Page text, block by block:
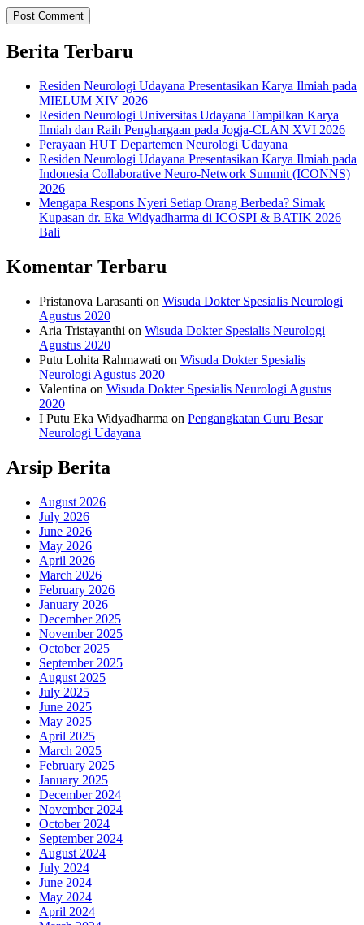
Berita Terbaru
Residen Neurologi Udayana Presentasikan Karya Ilmiah pada
MIELUM XIV 2026
Residen Neurologi Universitas Udayana Tampilkan Karya
Ilmiah dan Raih Penghargaan pada Jogja-CLAN XVI 2026
Perayaan HUT Departemen Neurologi Udayana
Residen Neurologi Udayana Presentasikan Karya Ilmiah pada
Indonesia Collaborative Neuro-Network Summit (ICONNS)
2026
Mengapa Respons Nyeri Setiap Orang Berbeda? Simak
Kupasan dr. Eka Widyadharma di ICOSPI & BATIK 2026
Bali
Komentar Terbaru
Pristanova Larasanti on Wisuda Dokter Spesialis Neurologi
Agustus 2020
Aria Tristayanthi on Wisuda Dokter Spesialis Neurologi
Agustus 2020
Putu Lohita Rahmawati on Wisuda Dokter Spesialis
Neurologi Agustus 2020
Valentina on Wisuda Dokter Spesialis Neurologi Agustus
2020
I Putu Eka Widyadharma on Pengangkatan Guru Besar
Neurologi Udayana
Arsip Berita
August 2026
July 2026
June 2026
May 2026
April 2026
March 2026
February 2026
January 2026
December 2025
November 2025
October 2025
September 2025
August 2025
July 2025
June 2025
May 2025
April 2025
March 2025
February 2025
January 2025
December 2024
November 2024
October 2024
September 2024
August 2024
July 2024
June 2024
May 2024
April 2024